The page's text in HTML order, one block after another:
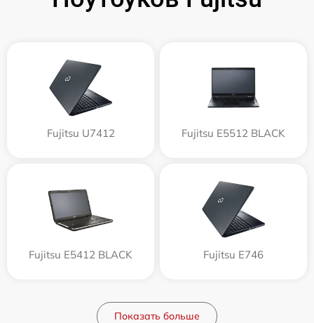
Fujitsu U7412 Fujitsu E5512 BLACK
Fujitsu E5412 BLACK Fujitsu E746
Показать больше